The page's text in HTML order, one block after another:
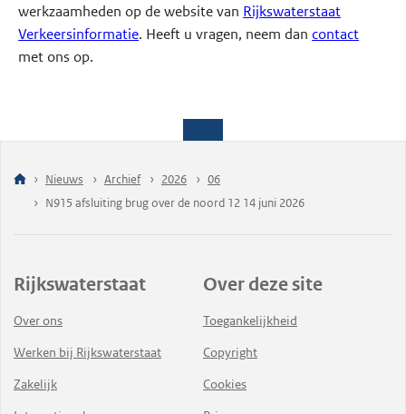
werkzaamheden op de website van Rijkswaterstaat
Verkeersinformatie. Heeft u vragen, neem dancontact
met ons op.
Nieuws Archief 2026
06
N915 afsluiting brug over de noord 12 14 juni 2026
Rijkswaterstaat
Over ons
Werken bij Rijkswaterstaat
Zakelijk
Over deze site
Toegankelijkheid
Copyright
Cookies